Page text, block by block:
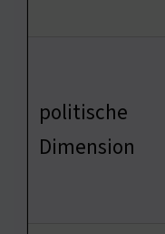
politische
Dimension